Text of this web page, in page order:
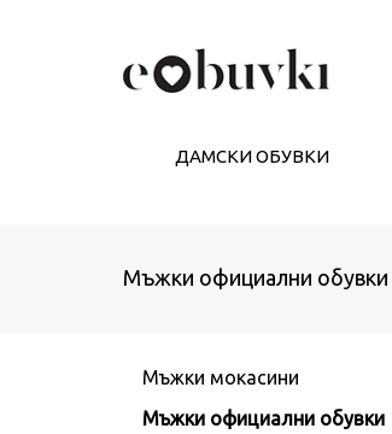
ДАМСКИ ОБУВКИ
Мъжки официални обувки
Мъжки мокасини
Мъжки официални обувки